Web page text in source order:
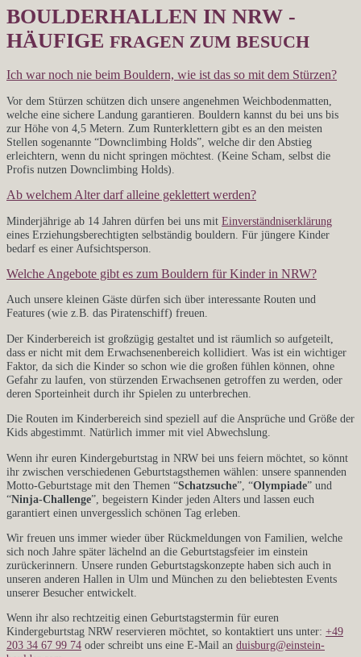
BOULDERHALLEN IN NRW -
HÄUFIGE FRAGEN ZUM BESUCH
Ich war noch nie beim Bouldern, wie ist das so mit dem Stürzen?
Vor dem Stürzen schützen dich unsere angenehmen Weichbodenmatten,
welche eine sichere Landung garantieren. Bouldern kannst du bei uns bis
zur Höhe von 4,5 Metern. Zum Runterklettern gibt es an den meisten
Stellen sogenannte “Downclimbing Holds”, welche dir den Abstieg
erleichtern, wenn du nicht springen möchtest. (Keine Scham, selbst die
Profis nutzen Downclimbing Holds).
Ab welchem Alter darf alleine geklettert werden?
Minderjährige ab 14 Jahren dürfen bei uns mit Einverständniserklärung
eines Erziehungsberechtigten selbständig bouldern. Für jüngere Kinder
bedarf es einer Aufsichtsperson.
Welche Angebote gibt es zum Bouldern für Kinder in NRW?
Auch unsere kleinen Gäste dürfen sich über interessante Routen und
Features (wie z.B. das Piratenschiff) freuen.
Der Kinderbereich ist großzügig gestaltet und ist räumlich so aufgeteilt,
dass er nicht mit dem Erwachsenenbereich kollidiert. Was ist ein wichtiger
Faktor, da sich die Kinder so schon wie die großen fühlen können, ohne
Gefahr zu laufen, von stürzenden Erwachsenen getroffen zu werden, oder
deren Sporteinheit durch ihr Spielen zu unterbrechen.
Die Routen im Kinderbereich sind speziell auf die Ansprüche und Größe der
Kids abgestimmt. Natürlich immer mit viel Abwechslung.
Wenn ihr euren Kindergeburtstag in NRW bei uns feiern möchtet, so könnt
ihr zwischen verschiedenen Geburtstagsthemen wählen: unsere spannenden
Motto-Geburtstage mit den Themen “Schatzsuche”, “Olympiade” und
“Ninja-Challenge”, begeistern Kinder jeden Alters und lassen euch
garantiert einen unvergesslich schönen Tag erleben.
Wir freuen uns immer wieder über Rückmeldungen von Familien, welche
sich noch Jahre später lächelnd an die Geburtstagsfeier im einstein
zurückerinnern. Unsere runden Geburtstagskonzepte haben sich auch in
unseren anderen Hallen in Ulm und München zu den beliebtesten Events
unserer Besucher entwickelt.
Wenn ihr also rechtzeitig einen Geburtstagstermin für euren
Kindergeburtstag NRW reservieren möchtet, so kontaktiert uns unter: +49
203 34 67 99 74 oder schreibt uns eine E-Mail an duisburg@einstein-